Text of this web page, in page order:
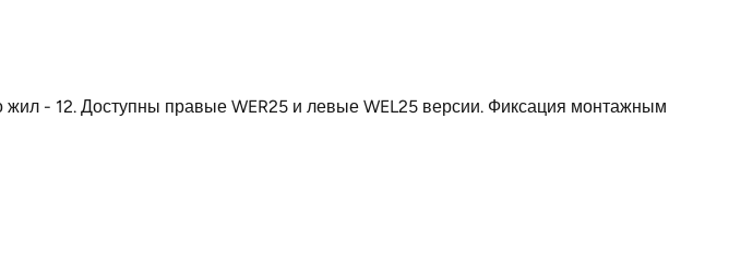
230
жил - 12. Доступны правые WER25 и левые WEL25 версии. Фиксация монтажным